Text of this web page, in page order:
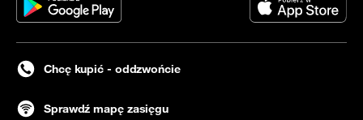
Chcę kupić - oddzwońcie
Sprawdź mapę zasięgu